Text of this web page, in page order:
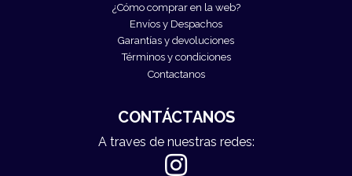
¿Cómo comprar en la web?
Envíos y Despachos
Garantías y devoluciones
Términos y condiciones
Contactanos
CONTÁCTANOS
A traves de nuestras redes: